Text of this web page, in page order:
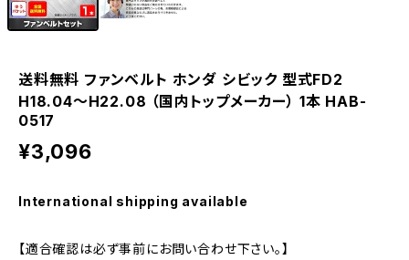
送料無料 ファンベルト ホンダ シビック 型式FD2
H18.04～H22.08 （国内トップメーカー） 1本 HAB-
0517
¥3,096
International shipping available
【適合確認は必ず事前にお問い合わせ下さい。】